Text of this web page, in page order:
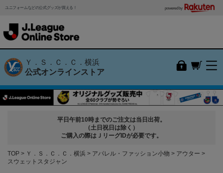
ユニフォームなどの公式グッズが買える！ powered by
Ｙ．Ｓ．Ｃ．Ｃ．横浜
公式オンラインストア
平日午前10時までのご注文は当日出荷。
（土日祝日は除く）
ご購入の際はＪリーグIDが必要です。
TOP Ｙ．Ｓ．Ｃ．Ｃ．横浜 アパレル・ファッション小物
アウター
スウェットスタジャン